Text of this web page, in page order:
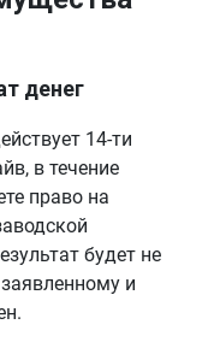
денег
14-ти
в течение
право на
будет не
и